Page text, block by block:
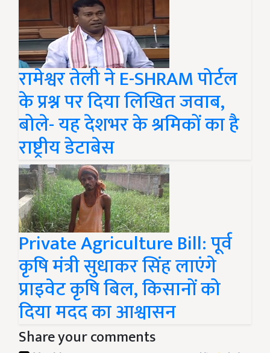
रामेश्वर तेली ने E-SHRAM पोर्टल
के प्रश्न पर दिया लिखित जवाब,
बोले- यह देशभर के श्रमिकों का है
राष्ट्रीय डेटाबेस
Private Agriculture Bill: पूर्व
कृषि मंत्री सुधाकर सिंह लाएंगे
प्राइवेट कृषि बिल, किसानों को
दिया मदद का आश्वासन
Share your comments